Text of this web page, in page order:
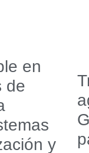
en
de
y